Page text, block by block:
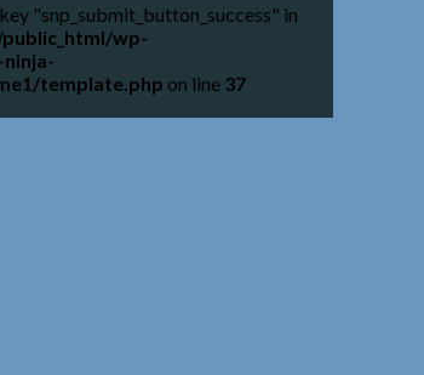
"snp_submit_button_success" in
wp-
template.php on line 37